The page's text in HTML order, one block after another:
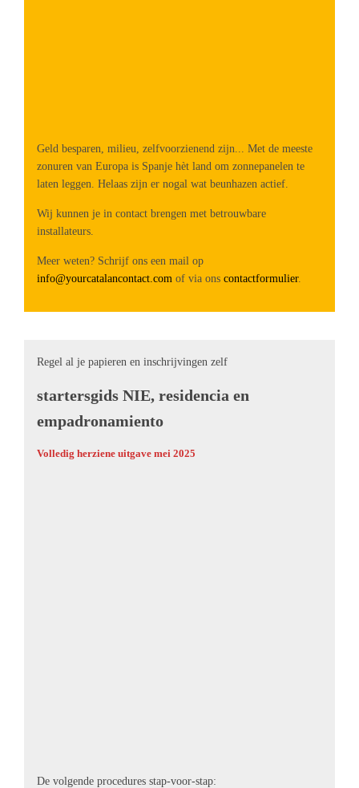
Geld besparen, milieu, zelfvoorzienend zijn... Met de meeste
zonuren van Europa is Spanje hèt land om zonnepanelen te
laten leggen. Helaas zijn er nogal wat beunhazen actief.
Wij kunnen je in contact brengen met betrouwbare
installateurs.
Meer weten? Schrijf ons een mail op
info@yourcatalancontact.com of via ons contactformulier.
Regel al je papieren en inschrijvingen zelf
startersgids NIE, residencia en
empadronamiento
Volledig herziene uitgave mei 2025
De volgende procedures stap-voor-stap: